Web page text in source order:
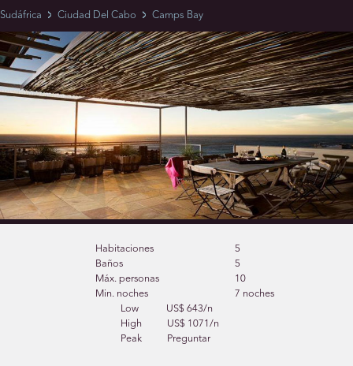
Sudáfrica Ciudad Del Cabo Camps Bay
Habitaciones
5
Baños
5
Máx. personas
10
Min. noches
7 noches
Low
US$ 643/n
High
US$ 1071/n
Peak
Preguntar